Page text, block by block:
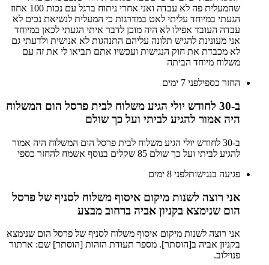
שהמעלית פה לא עבדה ואני אחרי ניתוח ברגל עם נכות 100 אחוז
הגעתי במיוחד עליתי לאט במדרגות כי המעלית לנשיאת נכים לא
עבדה העובד אפילו לא היה מוכן לדבר איתי הגעתי לכאן במיוחד
אני מעונינת להגיש תלונה עליהם התנהגות לא אנושית ולדעתי גם
לא מכבדת את חוק הנגישות ועכשיו אתם תביאו לי את זה עם
משלוח מיוחד הביתה
החזר כספילפני 7 ימים
ב-30 לחודש יולי הגיע משלוח לבית פרסל הום המשלוח
היה אמור להגיע לביתי ועל כך שולם
ב-30 לחודש יולי הגיע משלוח לבית פרסל הום המשלוח היה אמור
להגיע לביתי ועל כך שולם 85 שקלים בנוסף אשמח להחזר כספי
פגיעה בנגישותלפני 8 ימים
אני רוצה לשנות מיקום איסוף משלוח לסניף של פרסל
הום שנימצא בקניון אביה ברחוב מבצע
אני רוצה לשנות מיקום איסוף משלוח לסניף של פרסל הום שנימצא
בקניון אביה ב[הוסתר]. מספר תעודת הזהות [הוסתר] שם: ארתור
פנוילוב.